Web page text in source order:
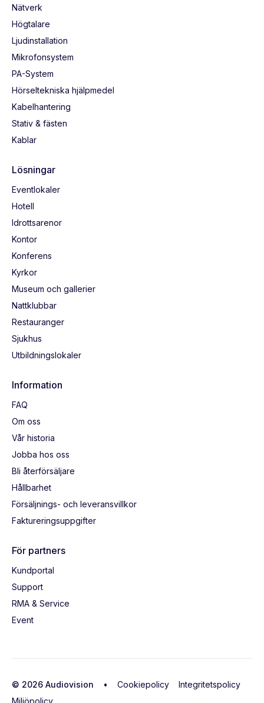
Nätverk
Högtalare
Ljudinstallation
Mikrofonsystem
PA-System
Hörseltekniska hjälpmedel
Kabelhantering
Stativ & fästen
Kablar
Lösningar
Eventlokaler
Hotell
Idrottsarenor
Kontor
Konferens
Kyrkor
Museum och gallerier
Nattklubbar
Restauranger
Sjukhus
Utbildningslokaler
Information
FAQ
Om oss
Vår historia
Jobba hos oss
Bli återförsäljare
Hållbarhet
Försäljnings- och leveransvillkor
Faktureringsuppgifter
För partners
Kundportal
Support
RMA & Service
Event
© 2026 Audiovision • Cookiepolicy
Integritetspolicy
Miljöpolicy